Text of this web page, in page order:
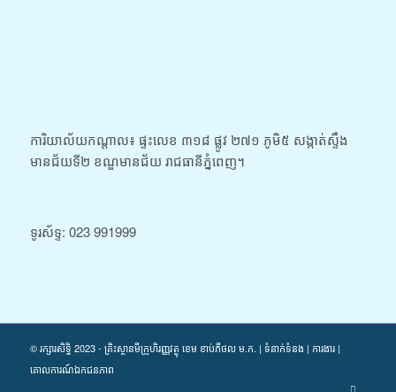
ការិយាល័យកណ្តាល៖​​​ ផ្ទះលេខ ៣១៨ ផ្លូវ ២៧១ ភូមិ៥ សង្កាត់ស្ទឹង
មានជ័យទី២ ខណ្ឌមានជ័យ រាជធានីភ្នំពេញ។
ទូរស័ទ្ទ: 023 991999
© រក្សារសិទ្ធិ 2023 - គ្រិះស្ថានមីក្រូហិរញ្ញវត្ថុ ខេម ខាប់ភីថល ម.ក. | ទំនាក់ទំនង | ការងារ |
គោលការណ៍ឯកជនភាព